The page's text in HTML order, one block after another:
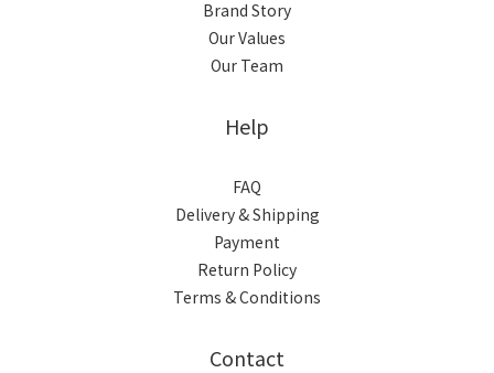
Brand Story
Our Values
Our Team
Help
FAQ
Delivery & Shipping
Payment
Return Policy
Terms & Conditions
Contact